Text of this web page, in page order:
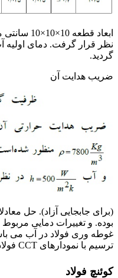
گردید.
ضریب هدایت آن
(برای جابجایی آزاد). حل
غوطه وری فولاد در آب می
ترسیم با نمودارهای CCT فولاد CK45 مقایسه شدند.
کوئنچ فولاد